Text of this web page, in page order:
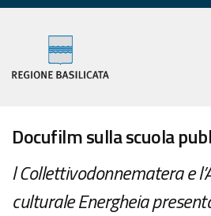
Docufilm sulla scuola
l Collettivodonnematera e
culturale Energheia